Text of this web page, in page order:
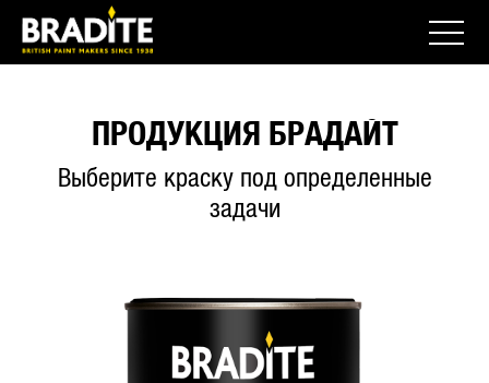
ПРОДУКЦИЯ БРАДАЙТ
Выберите краску под определенные
задачи